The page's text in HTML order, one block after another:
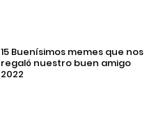
15 Buenísimos memes que nos
regaló nuestro buen amigo
2022